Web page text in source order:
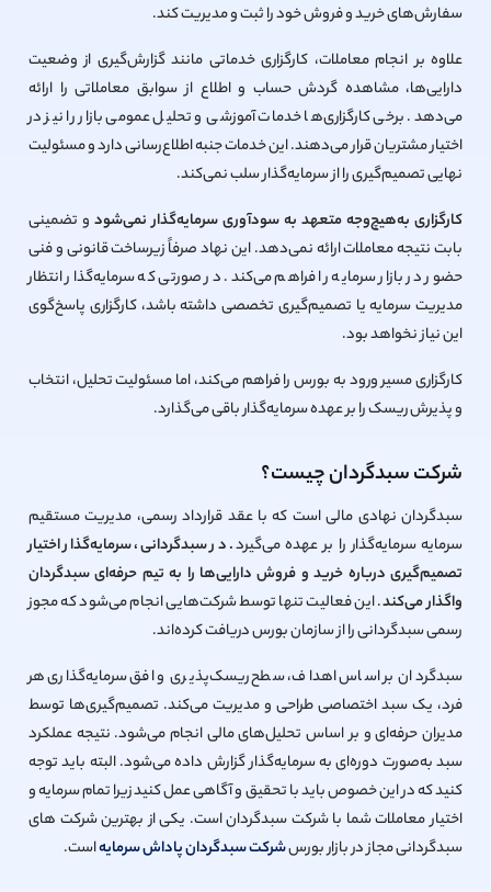
سفارش‌های خرید و فروش خود را ثبت و مدیریت کند.
علاوه بر انجام معاملات، کارگزاری خدماتی مانند گزارش‌گیری از وضعیت
دارایی‌ها، مشاهده گردش حساب و اطلاع از سوابق معاملاتی را ارائه
می‌دهد. برخی کارگزاری‌ها خدمات آموزشی و تحلیل عمومی بازار را نیز در
اختیار مشتریان قرار می‌دهند. این خدمات جنبه اطلاع‌رسانی دارد و مسئولیت
نهایی تصمیم‌گیری را از سرمایه‌گذار سلب نمی‌کند.
کارگزاری به‌هیچ‌وجه متعهد به سودآوری سرمایه‌گذار نمی‌شود و تضمینی
بابت نتیجه معاملات ارائه نمی‌دهد. این نهاد صرفاً زیرساخت قانونی و فنی
حضور در بازار سرمایه را فراهم می‌کند. در صورتی که سرمایه‌گذار انتظار
مدیریت سرمایه یا تصمیم‌گیری تخصصی داشته باشد، کارگزاری پاسخ‌گوی
این نیاز نخواهد بود.
کارگزاری مسیر ورود به بورس را فراهم می‌کند، اما مسئولیت تحلیل، انتخاب
و پذیرش ریسک را بر عهده سرمایه‌گذار باقی می‌گذارد.
شرکت سبدگردان چیست؟
سبدگردان نهادی مالی است که با عقد قرارداد رسمی، مدیریت مستقیم
سرمایه سرمایه‌گذار را بر عهده می‌گیرد. در سبدگردانی، سرمایه‌گذار اختیار
تصمیم‌گیری درباره خرید و فروش دارایی‌ها را به تیم حرفه‌ای سبدگردان
واگذار می‌کند. این فعالیت تنها توسط شرکت‌هایی انجام می‌شود که مجوز
رسمی سبدگردانی را از سازمان بورس دریافت کرده‌اند.
سبدگردان بر اساس اهداف، سطح ریسک‌پذیری و افق سرمایه‌گذاری هر
فرد، یک سبد اختصاصی طراحی و مدیریت می‌کند. تصمیم‌گیری‌ها توسط
مدیران حرفه‌ای و بر اساس تحلیل‌های مالی انجام می‌شود. نتیجه عملکرد
سبد به‌صورت دوره‌ای به سرمایه‌گذار گزارش داده می‌شود. البته باید توجه
کنید که در این خصوص باید با تحقیق و آگاهی عمل کنید زیرا تمام سرمایه و
اختیار معاملات شما با شرکت سبدگردان است. یکی از بهترین شرکت های
سبدگردانی مجاز در بازار بورسشرکت سبدگردان پاداش سرمایهاست.